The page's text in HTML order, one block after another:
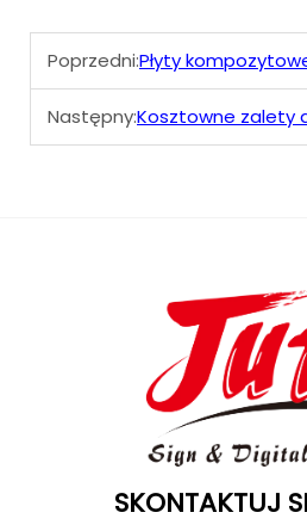
Poprzedni:Płyty kompozytowe z aluminium:
Następny:Kosztowne zalety
SKONTAKTUJ